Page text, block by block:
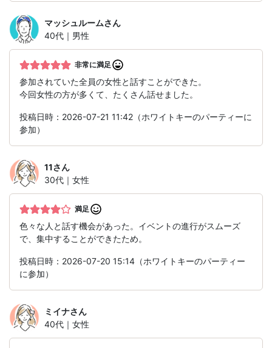
マッシュルームさん
40代｜男性
非常に満足
参加されていた全員の女性と話すことができた。
今回女性の方が多くて、たくさん話せました。
投稿日時：2026-07-21 11:42（ホワイトキーのパーティーに
参加）
11さん
30代｜女性
満足
色々な人と話す機会があった。イベントの進行がスムーズ
で、集中することができたため。
投稿日時：2026-07-20 15:14（ホワイトキーのパーティー
に参加）
ミイナさん
40代｜女性